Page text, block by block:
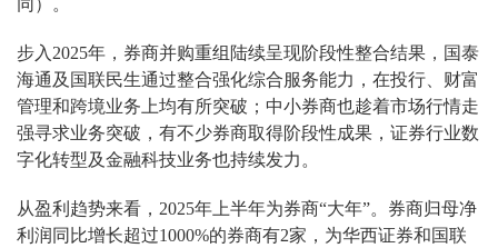
同）。
步入2025年，券商并购重组陆续呈现阶段性整合结果，国泰
海通及国联民生通过整合强化综合服务能力，在投行、财富
管理和跨境业务上均有所突破；中小券商也趁着市场行情走
强寻求业务突破，有不少券商取得阶段性成果，证券行业数
字化转型及金融科技业务也持续发力。
从盈利趋势来看，2025年上半年为券商“大年”。券商归母净
利润同比增长超过1000%的券商有2家，为华西证券和国联